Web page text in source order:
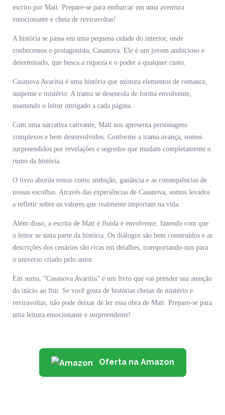
escrito por Matt. Prepare-se para embarcar em uma aventura
emocionante e cheia de reviravoltas!
A história se passa em uma pequena cidade do interior, onde
conhecemos o protagonista, Casanova. Ele é um jovem ambicioso e
determinado, que busca a riqueza e o poder a qualquer custo.
Casanova Avaritia é uma história que mistura elementos de romance,
suspense e mistério. A trama se desenrola de forma envolvente,
mantendo o leitor intrigado a cada página.
Com uma narrativa cativante, Matt nos apresenta personagens
complexos e bem desenvolvidos. Conforme a trama avança, somos
surpreendidos por revelações e segredos que mudam completamente o
rumo da história.
O livro aborda temas como ambição, ganância e as consequências de
nossas escolhas. Através das experiências de Casanova, somos levados
a refletir sobre os valores que realmente importam na vida.
Além disso, a escrita de Matt é fluida e envolvente, fazendo com que
o leitor se sinta parte da história. Os diálogos são bem construídos e as
descrições dos cenários são ricas em detalhes, transportando-nos para
o universo criado pelo autor.
Em suma, “Casanova Avaritia” é um livro que vai prender sua atenção
do início ao fim. Se você gosta de histórias cheias de mistério e
reviravoltas, não pode deixar de ler essa obra de Matt. Prepare-se para
uma leitura emocionante e surpreendente!
Oferta na Amazon